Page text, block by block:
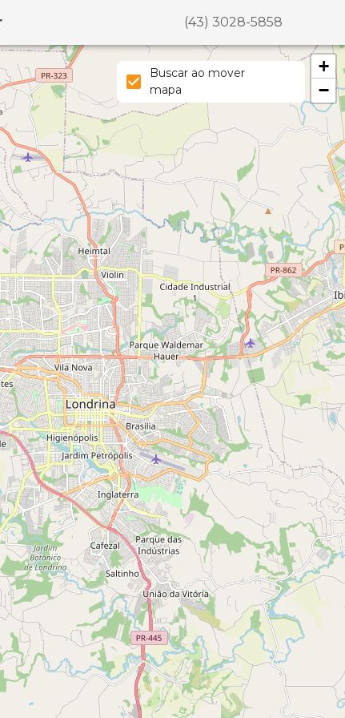
(43) 3028-5858
+
−
Buscar ao mover
mapa